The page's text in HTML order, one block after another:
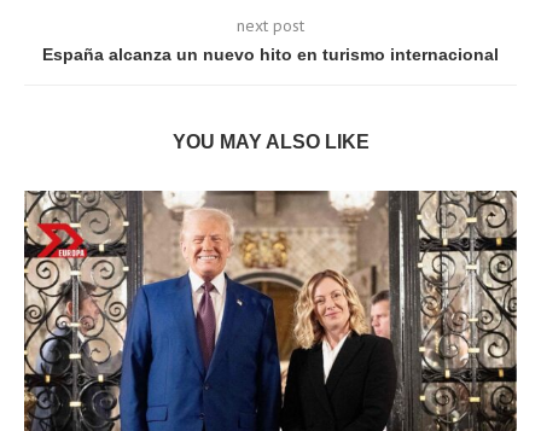
next post
España alcanza un nuevo hito en turismo internacional
YOU MAY ALSO LIKE